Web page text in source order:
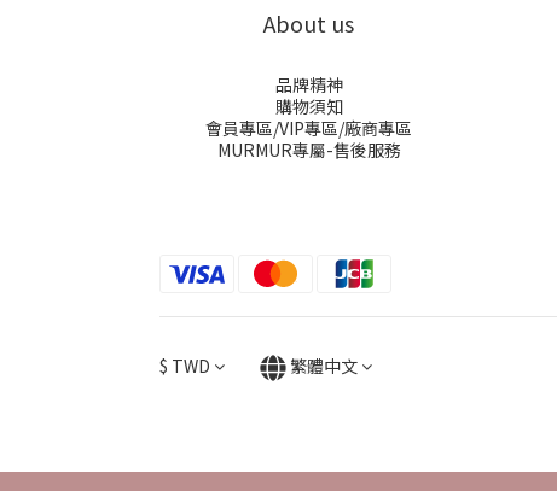
About us
品牌精神
購物須知
會員專區/VIP專區/廠商專區
MURMUR專屬-售後服務
$ TWD 繁體中文